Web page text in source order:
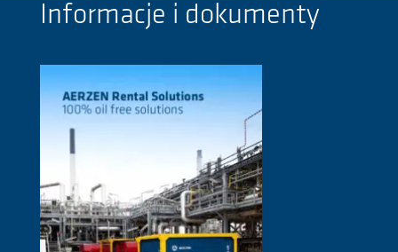
Informacje i dokumenty